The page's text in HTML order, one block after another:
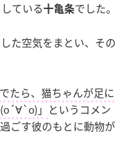
ている十亀条でした。
た空気をまとい、その
たら、猫ちゃんが足に
」 というコメン
ごす彼のもとに動物が